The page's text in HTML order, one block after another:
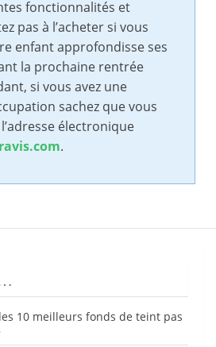
fonctionnalités et
pas à l’acheter si vous
enfant approfondisse ses
la prochaine rentrée
si vous avez une
sachez que vous
électronique
.
10 meilleurs fonds de teint pas